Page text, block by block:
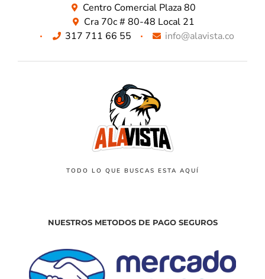
Centro Comercial Plaza 80
Cra 70c # 80-48 Local 21
317 711 66 55
info@alavista.co
TODO LO QUE BUSCAS ESTA AQUÍ
NUESTROS METODOS DE PAGO SEGUROS